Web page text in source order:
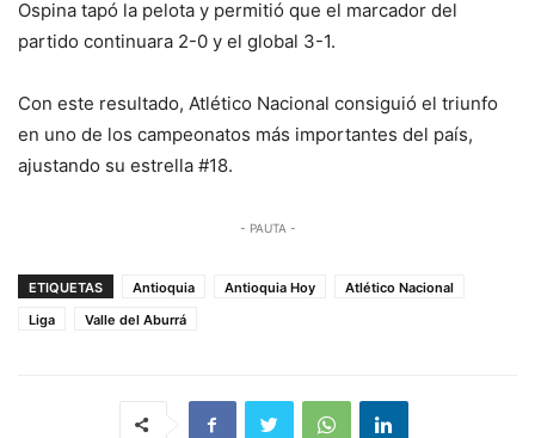
Ospina tapó la pelota y permitió que el marcador del
partido continuara 2-0 y el global 3-1.
Con este resultado, Atlético Nacional consiguió el triunfo
en uno de los campeonatos más importantes del país,
ajustando su estrella #18.
- PAUTA -
ETIQUETAS Antioquia Antioquia Hoy
Atlético Nacional
Liga
Valle del Aburrá